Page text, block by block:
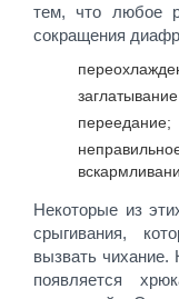
тем, что любое
сокращения
переедание;
Некоторые из
срыгивания,
вызвать
появляется